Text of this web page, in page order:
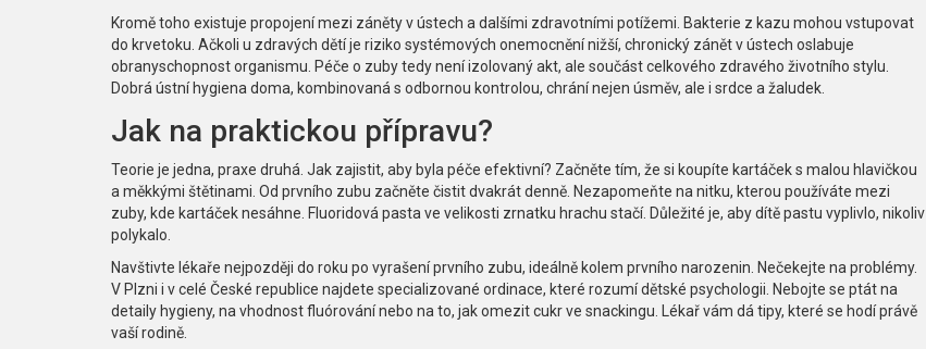
Kromě toho existuje propojení mezi záněty v ústech a dalšími zdravotními potížemi. Bakterie z kazu mohou vstupovat
do krvetoku. Ačkoli u zdravých dětí je riziko systémových onemocnění nižší, chronický zánět v ústech oslabuje
obranyschopnost organismu. Péče o zuby tedy není izolovaný akt, ale součást celkového zdravého životního stylu.
Dobrá ústní hygiena doma, kombinovaná s odbornou kontrolou, chrání nejen úsměv, ale i srdce a žaludek.
Jak na praktickou přípravu?
Teorie je jedna, praxe druhá. Jak zajistit, aby byla péče efektivní? Začněte tím, že si koupíte kartáček s malou hlavičkou
a měkkými štětinami. Od prvního zubu začněte čistit dvakrát denně. Nezapomeňte na nitku, kterou používáte mezi
zuby, kde kartáček nesáhne. Fluoridová pasta ve velikosti zrnatku hrachu stačí. Důležité je, aby dítě pastu vyplivlo, nikoliv
polykalo.
Navštivte lékaře nejpozději do roku po vyrašení prvního zubu, ideálně kolem prvního narozenin. Nečekejte na problémy.
V Plzni i v celé České republice najdete specializované ordinace, které rozumí dětské psychologii. Nebojte se ptát na
detaily hygieny, na vhodnost fluórování nebo na to, jak omezit cukr ve snackingu. Lékař vám dá tipy, které se hodí právě
vaší rodině.